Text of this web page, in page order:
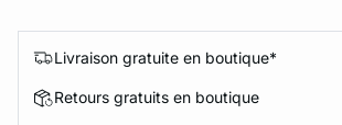
Livraison gratuite en boutique*
Retours gratuits en boutique